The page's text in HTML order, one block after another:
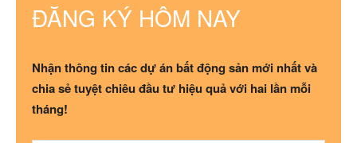
ĐĂNG KÝ HÔM NAY
Nhận thông tin các dự án bất động sản mới nhất và
chia sẻ tuyệt chiêu đầu tư hiệu quả với hai lần mỗi
tháng!